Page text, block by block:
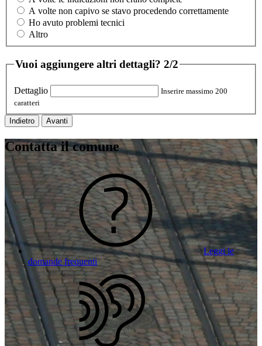
A volte non capivo se stavo procedendo correttamente
Ho avuto problemi tecnici
Altro
Vuoi aggiungere altri dettagli? 2/2
Dettaglio
Inserire massimo 200
caratteri
Indietro Avanti
Contatta il comune
Leggi le
domande frequenti